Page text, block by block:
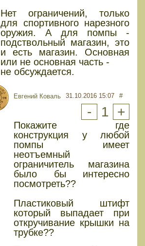
Нет ограничений, только
для спортивного нарезного
оружия. А для помпы -
подствольный магазин, это
и есть магазин. Основная
или не основная часть -
не обсуждается.
Евгений Коваль 31.10.2016 15:07 #
- 1 +
Покажите где
конструкция у любой
помпы имеет
неотъемный
ограничитель магазина
было бы интересно
посмотреть??
Пластиковый штифт
который выпадает при
откручивание крышки на
трубке??